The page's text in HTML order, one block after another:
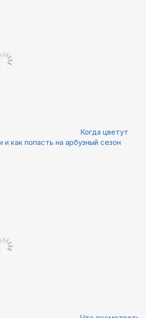
Когда цветут
как попасть на арбузный сезон